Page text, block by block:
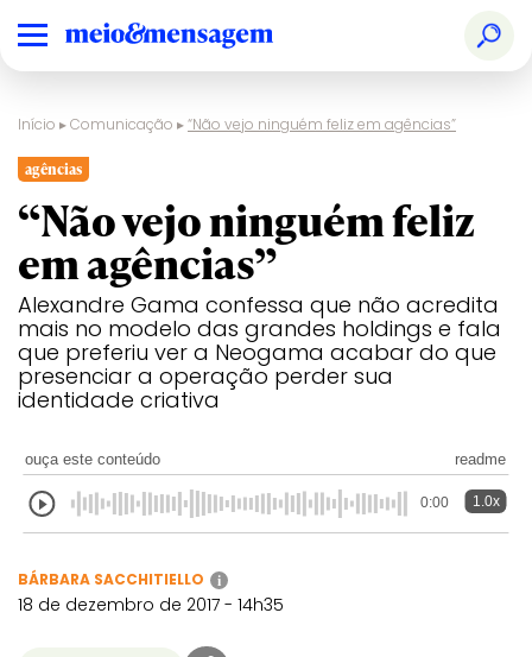
Início ▸Comunicação ▸“Não vejo ninguém feliz em agências”
agências
“Não vejo ninguém feliz
em agências”
Alexandre Gama confessa que não acredita
mais no modelo das grandes holdings e fala
que preferiu ver a Neogama acabar do que
presenciar a operação perder sua
identidade criativa
ouça este conteúdo readme
0:00 1.0x
BÁRBARA SACCHITIELLO i
18 de dezembro de 2017 - 14h35